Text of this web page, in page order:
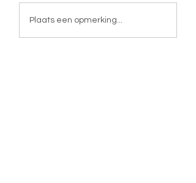
Plaats een opmerking...